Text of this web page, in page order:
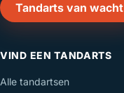
Tandarts van wacht
VIND EEN TANDARTS
Alle tandartsen